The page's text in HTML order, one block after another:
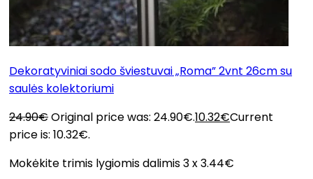
Dekoratyviniai sodo šviestuvai „Roma” 2vnt 26cm su
saulės kolektoriumi
24.90€Original price was: 24.90€.10.32€Current
price is: 10.32€.
Mokėkite trimis lygiomis dalimis 3 x 3.44€